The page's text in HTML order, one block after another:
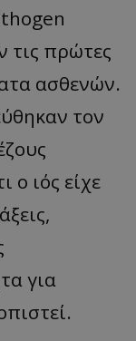
τις πρώτες
ασθενών.
τον
ο ιός είχε
για